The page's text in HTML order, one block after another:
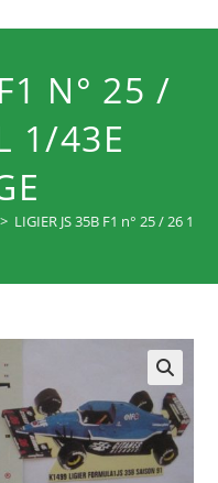
N° 25 /
1/43E
> LIGIER JS 35B F1 n° 25 / 26
🔍